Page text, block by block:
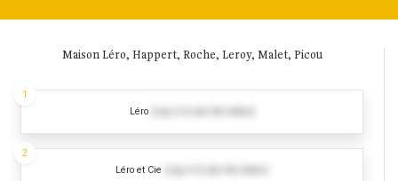
Maison Léro, Happert, Roche, Leroy, Malet, Picou
Léro
1
Léro et Cie
2